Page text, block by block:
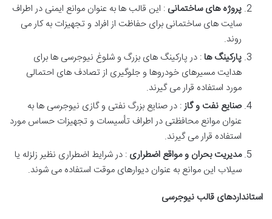
پروژه های ساختمانی : این قالب ها به عنوان موانع ایمنی در اطراف
سایت های ساختمانی برای حفاظت از افراد و تجهیزات به کار می
روند.
پارکینگ ها: در پارکینگ های بزرگ و شلوغ نیوجرسی ها برای
هدایت مسیرهای خودروها و جلوگیری از تصادف های احتمالی
مورد استفاده قرار می گیرند.
صنایع نفت و گاز: در صنایع بزرگ نفتی و گازی نیوجرسی ها به
عنوان موانع محافظتی در اطراف تأسیسات و تجهیزات حساس مورد
استفاده قرار می گیرند.
مدیریت بحران و مواقع اضطراری : در شرایط اضطراری نظیر زلزله یا
سیلاب این موانع به عنوان دیوارهای موقت استفاده می شوند.
استانداردهای قالب نیوجرسی